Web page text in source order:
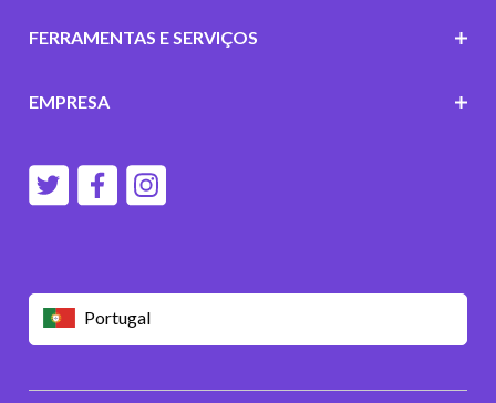
Portugal
FERRAMENTAS E SERVIÇOS
EMPRESA